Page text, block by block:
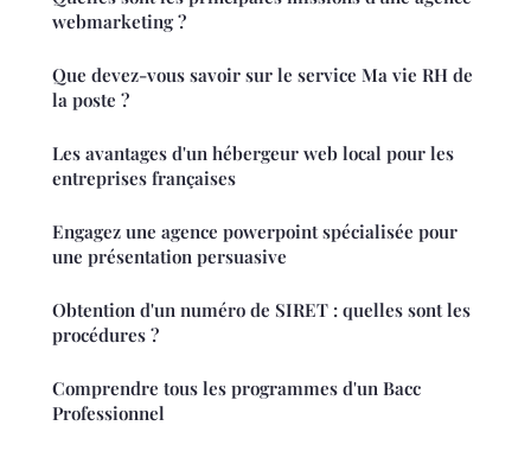
webmarketing ?
Que devez-vous savoir sur le service Ma vie RH de
la poste ?
Les avantages d'un hébergeur web local pour les
entreprises françaises
Engagez une agence powerpoint spécialisée pour
une présentation persuasive
Obtention d'un numéro de SIRET : quelles sont les
procédures ?
Comprendre tous les programmes d'un Bacc
Professionnel